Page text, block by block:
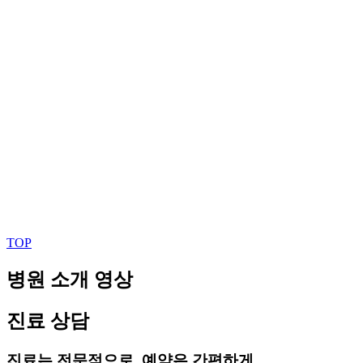
TOP
병원 소개 영상
진료 상담